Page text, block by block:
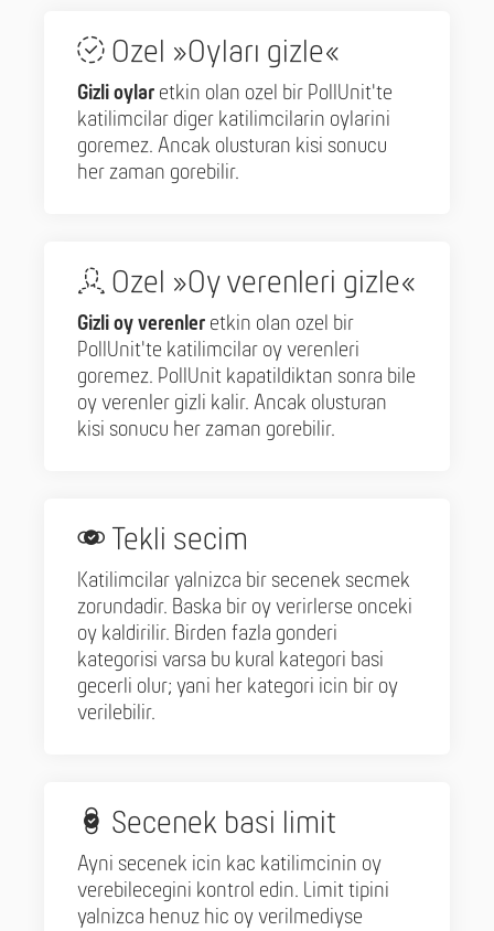
Ozel »Oyları gizle«
Gizli oylar etkin olan ozel bir PollUnit'te
katilimcilar diger katilimcilarin oylarini
goremez. Ancak olusturan kisi sonucu
her zaman gorebilir.
Ozel »Oy verenleri gizle«
Gizli oy verenler etkin olan ozel bir
PollUnit'te katilimcilar oy verenleri
goremez. PollUnit kapatildiktan sonra bile
oy verenler gizli kalir. Ancak olusturan
kisi sonucu her zaman gorebilir.
Tekli secim
Katilimcilar yalnizca bir secenek secmek
zorundadir. Baska bir oy verirlerse onceki
oy kaldirilir. Birden fazla gonderi
kategorisi varsa bu kural kategori basi
gecerli olur; yani her kategori icin bir oy
verilebilir.
Secenek basi limit
Ayni secenek icin kac katilimcinin oy
verebilecegini kontrol edin. Limit tipini
yalnizca henuz hic oy verilmediyse